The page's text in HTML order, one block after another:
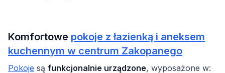
Komfortowe pokoje z łazienką i aneksem
kuchennym w centrum Zakopanego
Pokoje są funkcjonalnie urządzone, wyposażone w: